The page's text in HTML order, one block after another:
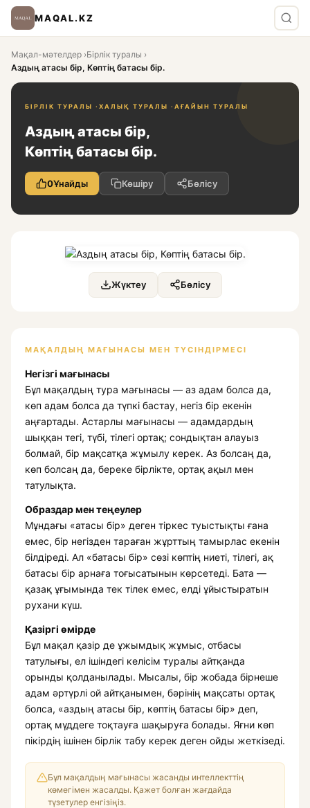
MAQAL.KZ
Мақал-мәтелдер ›Бірлік туралы ›
Аздың атасы бір, Көптің батасы бір.
БІРЛІК ТУРАЛЫ · ХАЛЫҚ ТУРАЛЫ · АҒАЙЫН ТУРАЛЫ
Аздың атасы бір,
Көптің батасы бір.
0Ұнайды Көшіру Бөлісу
Жүктеу Бөлісу
МАҚАЛДЫҢ МАҒЫНАСЫ МЕН ТҮСІНДІРМЕСІ
Негізгі мағынасы
Бұл мақалдың тура мағынасы — аз адам болса да,
көп адам болса да түпкі бастау, негіз бір екенін
аңғартады. Астарлы мағынасы — адамдардың
шыққан тегі, түбі, тілегі ортақ; сондықтан алауыз
болмай, бір мақсатқа жұмылу керек. Аз болсаң да,
көп болсаң да, береке бірлікте, ортақ ақыл мен
татулықта.
Образдар мен теңеулер
Мұндағы «атасы бір» деген тіркес туыстықты ғана
емес, бір негізден тараған жұрттың тамырлас екенін
білдіреді. Ал «батасы бір» сөзі көптің ниеті, тілегі, ақ
батасы бір арнаға тоғысатынын көрсетеді. Бата —
қазақ ұғымында тек тілек емес, елді ұйыстыратын
рухани күш.
Қазіргі өмірде
Бұл мақал қазір де ұжымдық жұмыс, отбасы
татулығы, ел ішіндегі келісім туралы айтқанда
орынды қолданылады. Мысалы, бір жобада бірнеше
адам әртүрлі ой айтқанымен, бәрінің мақсаты ортақ
болса, «аздың атасы бір, көптің батасы бір» деп,
ортақ мүддеге тоқтауға шақыруға болады. Яғни көп
пікірдің ішінен бірлік табу керек деген ойды жеткізеді.
Бұл мақалдың мағынасы жасанды интеллекттің
көмегімен жасалды. Қажет болған жағдайда
түзетулер енгізіңіз.